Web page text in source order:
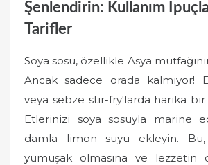
Şenlendirin: Kullanım
Tarifler
Soya sosu, özellikle Asya
Ancak sadece orada kalmıyor!
veya sebze stir-fry'larda harika bir
Etlerinizi soya sosuyla marine
damla limon suyu ekleyin.
yumuşak olmasına ve lezzetin